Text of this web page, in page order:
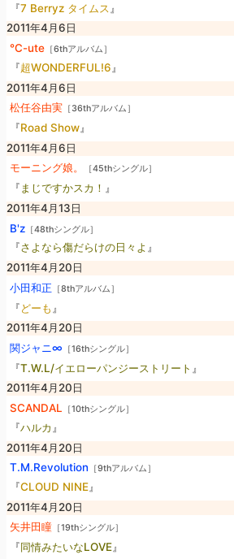
『7 Berryz タイムス 』
2011年4月6日
℃-ute ［6thアルバム］
『超WONDERFUL!6 』
2011年4月6日
松任谷由実 ［36thアルバム］
『Road Show』
2011年4月6日
モーニング娘。
［45thシングル］
『 まじですかスカ！ 』
2011年4月13日
B'z ［48thシングル］
『さよなら傷だらけの日々よ 』
2011年4月20日
小田和正
［8thアルバム］
『どーも 』
2011年4月20日
関ジャニ∞
［16thシングル］
『T.W.L/イエローパンジーストリート 』
2011年4月20日
SCANDAL
［10thシングル］
『ハルカ 』
2011年4月20日
T.M.Revolution
［9thアルバム］
『CLOUD NINE』
2011年4月20日
矢井田瞳 ［19thシングル］
『同情みたいなLOVE』